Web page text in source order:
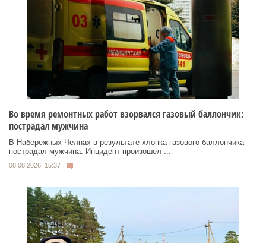
Во время ремонтных работ взорвался газовый баллончик:
пострадал мужчина
В Набережных Челнах в результате хлопка газового баллончика
пострадал мужчина. Инцидент произошел ...
08.08.2026, 15:37